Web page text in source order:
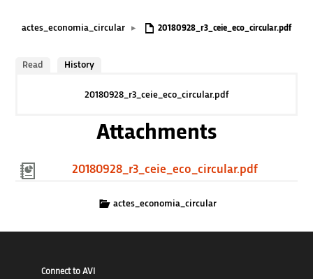
actes_economia_circular ▸ 20180928_r3_ceie_eco_circular.pdf
Read History
20180928_r3_ceie_eco_circular.pdf
Attachments
20180928_r3_ceie_eco_circular.pdf
actes_economia_circular
Connect to AVI